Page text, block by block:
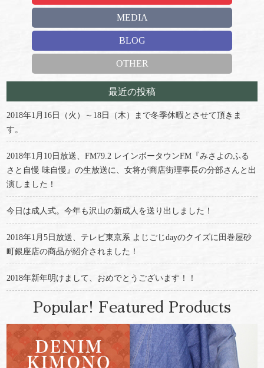
MEDIA
BLOG
OTHER
最近の投稿
2018年1月16日（火）～18日（木）まで冬季休暇とさせて頂きま
す。
2018年1月10日放送、FM79.2 レインボータウンFM『みさよのふる
さと自慢 味自慢』の生放送に、女将が商店街理事長の分部さんと出
演しました！
今日は成人式。今年も沢山の新成人を送り出しました！
2018年1月5日放送、テレビ東京系 よじごじdayのクイズに田巻屋砂
町銀座店の商品が紹介されました！
2018年新年明けまして、おめでとうございます！！
Popular! Featured Products